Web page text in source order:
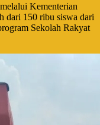
Kementerian
dari 150 ribu siswa dari
Sekolah Rakyat